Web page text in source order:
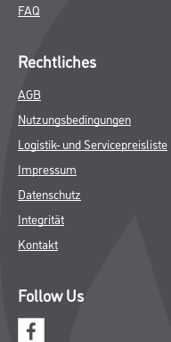
FAQ
Rechtliches
AGB
Nutzungsbedingungen
Logistik- und Servicepreisliste
Impressum
Datenschutz
Integrität
Kontakt
Follow Us